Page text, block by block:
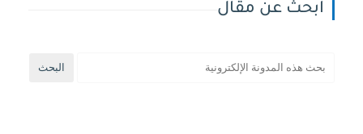
ابحث عن مقال